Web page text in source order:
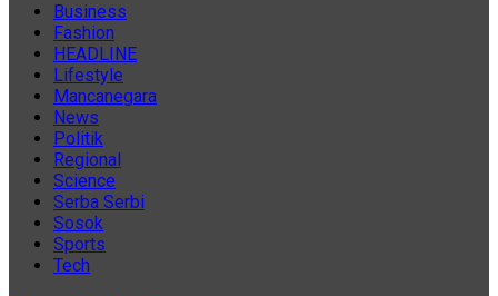
Business
Fashion
HEADLINE
Lifestyle
Mancanegara
News
Politik
Regional
Science
Serba Serbi
Sosok
Sports
Tech